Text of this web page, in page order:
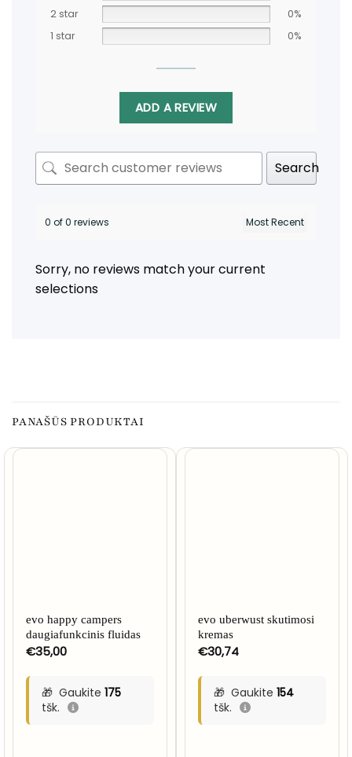
2 star
0%
1 star
0%
ADD A REVIEW
Search
0 of 0 reviews
Sorry, no reviews match your current
selections
PANAŠŪS PRODUKTAI
evo happy campers
daugiafunkcinis fluidas
€35,00
Gaukite 175
tšk.
evo uberwust skutimosi
kremas
€30,74
Gaukite 154
tšk.